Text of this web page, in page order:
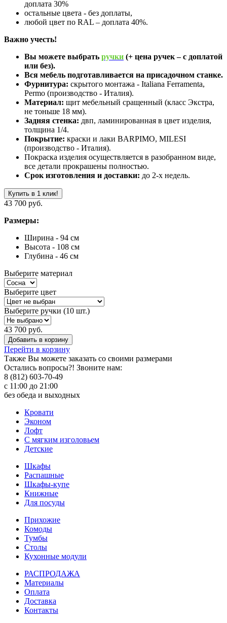
доплата 30%
остальные цвета - без доплаты,
любой цвет по RAL – доплата 40%.
Важно учесть!
Вы можете выбрать ручки (+ цена ручек – с доплатой
или без).
Вся мебель подготавливается на присадочном станке.
Фурнитура: скрытого монтажа - Italiana Ferramenta,
Permo (производство - Италия).
Материал: щит мебельный сращенный (класс Экстра,
не тоньше 18 мм).
Задняя стенка: двп, ламинированная в цвет изделия,
толщина 1/4.
Покрытие: краски и лаки BARPIMO, MILESI
(производство - Италия).
Покраска изделия осуществляется в разобранном виде,
все детали прокрашены полностью.
Срок изготовления и доставки: до 2-х недель.
Купить в 1 клик!
43 700 руб.
Размеры:
Ширина - 94 см
Высота - 108 см
Глубина - 46 см
Выберите материал
Выберите цвет
Выберите ручки (10 шт.)
43 700 руб.
Добавить в корзину
Перейти в корзину
Также Вы можете заказать со своими размерами
Остались вопросы?! Звоните нам:
8 (812) 603-70-49
с 11:00 до 21:00
без обеда и выходных
Кровати
Эконом
Лофт
С мягким изголовьем
Детские
Шкафы
Распашные
Шкафы-купе
Книжные
Для посуды
Прихожие
Комоды
Тумбы
Столы
Кухонные модули
РАСПРОДАЖА
Материалы
Оплата
Доставка
Контакты